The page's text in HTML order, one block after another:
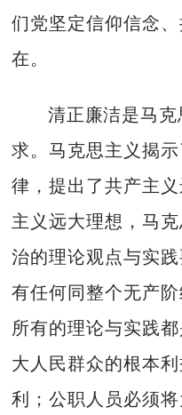
们党坚定信仰信念
在。
清正廉洁是马
求。马克思主义揭
律，提出了共产主
主义远大理想，马
治的理论观点与实
有任何同整个无产阶
所有的理论与实践
大人民群众的根本
利；公职人员必须